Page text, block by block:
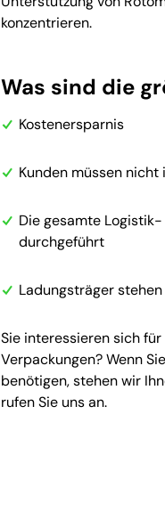
konzentrieren.
Was sind die
Kostenersparnis
Kunden müssen
Die gesamte
durchgeführt
Ladungsträger
Sie interessieren sich
Verpackungen? Wenn
benötigen, stehen wir
rufen Sie uns an.